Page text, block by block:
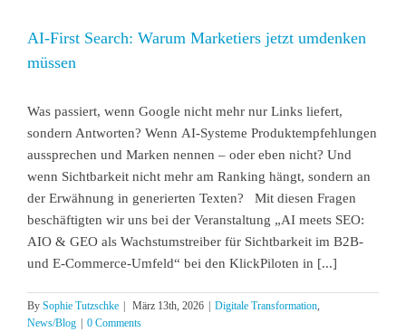
AI-First Search: Warum Marketiers jetzt umdenken
müssen
Was passiert, wenn Google nicht mehr nur Links liefert,
sondern Antworten? Wenn AI-Systeme Produktempfehlungen
aussprechen und Marken nennen – oder eben nicht? Und
wenn Sichtbarkeit nicht mehr am Ranking hängt, sondern an
der Erwähnung in generierten Texten? Mit diesen Fragen
beschäftigten wir uns bei der Veranstaltung „AI meets SEO:
AIO & GEO als Wachstumstreiber für Sichtbarkeit im B2B-
und E-Commerce-Umfeld“ bei den KlickPiloten in [...]
By Sophie Tutzschke | März 13th, 2026 | Digitale Transformation
News/Blog | 0 Comments